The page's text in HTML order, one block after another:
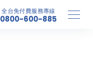
全台免付費服務專線
0800-600-885